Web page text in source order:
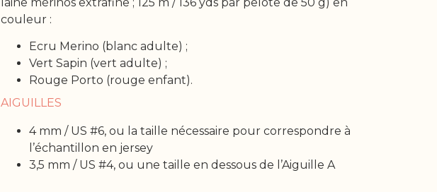
couleur :
Ecru Merino (blanc adulte) ;
Vert Sapin (vert adulte) ;
Rouge Porto (rouge enfant).
AIGUILLES
4 mm / US #6, ou la taille nécessaire pour correspondre à
l’échantillon en jersey
3,5 mm / US #4, ou une taille en dessous de l’Aiguille A